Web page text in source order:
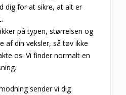
dig for at sikre, at alt er
på typen, størrelsen og
af din veksler, så tøv ikke
os. Vi finder normalt en
sender vi dig